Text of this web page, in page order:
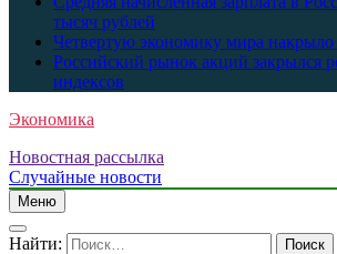
тысяч рублей
Четвертую экономику мира
Российский рынок акций закрылся
индексов
Экономика
Новостная рассылка
Случайные новости
Меню
Найти: